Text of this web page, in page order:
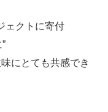
ェクトに寄付
にとても共感でき